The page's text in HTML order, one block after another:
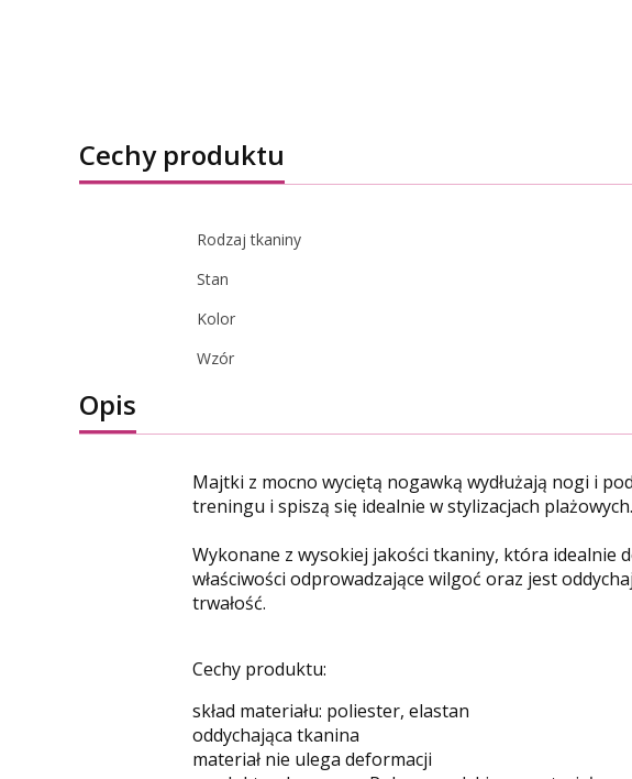
Cechy produktu
Rodzaj tkaniny
Stan
Kolor
Wzór
Opis
Majtki z mocno wyciętą nogawką wydłużają nogi i
treningu i spiszą się idealnie w stylizacjach plażowych.
Wykonane z wysokiej jakości tkaniny, która idealnie
właściwości odprowadzające wilgoć oraz jest
trwałość.
Cechy produktu:
skład materiału: poliester, elastan
oddychająca tkanina
materiał nie ulega deformacji